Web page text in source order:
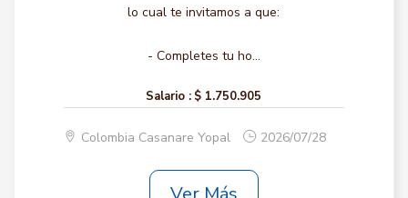
lo cual te invitamos a que:
- Completes tu ho...
Salario : $ 1.750.905
Colombia Casanare Yopal 2026/07/28